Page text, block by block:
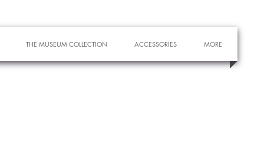
THE MUSEUM COLLECTION ACCESSORIES MORE